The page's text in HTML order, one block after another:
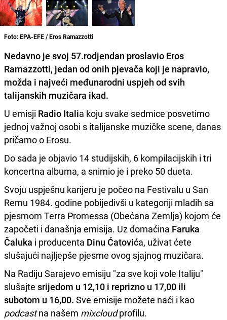
Foto: EPA-EFE / Eros Ramazzotti
Nedavno je svoj 57.rodjendan proslavio Eros
Ramazzotti, jedan od onih pjevača koji je napravio,
možda i najveći međunarodni uspjeh od svih
talijanskih muzičara ikad.
U emisji Radio Italia koju svake sedmice posvetimo
jednoj važnoj osobi s italijanske muzičke scene, danas
pričamo o Erosu.
Do sada je objavio 14 studijskih, 6 kompilacijskih i tri
koncertna albuma, a snimio je i preko 50 dueta.
Svoju uspješnu karijeru je počeo na Festivalu u San
Remu 1984. godine pobijedivši u kategoriji mladih sa
pjesmom Terra Promessa (Obećana Zemlja) kojom će
započeti i današnja emisija. Uz domaćina Faruka
Čaluka i producenta Dinu Ćatovića, uživat ćete
slušajući najljepše pjesme ovog sjajnog muzičara.
Na Radiju Sarajevo emisiju "za sve koji vole Italiju"
slušajte srijedom u 12,10 i reprizno u 17,00 ili
subotom u 16,00. Sve emisije možete naći i kao
podcastna našem mixcloudprofilu.